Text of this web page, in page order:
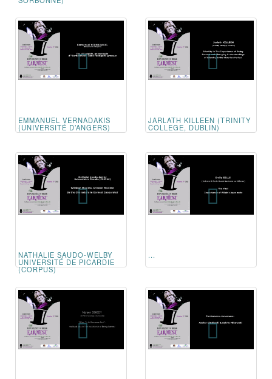
EMMANUEL VERNADAKIS
(UNIVERSITÉ D’ANGERS)
JARLATH KILLEEN (TRINITY
COLLEGE, DUBLIN)
NATHALIE SAUDO-WELBY
UNIVERSITÉ DE PICARDIE
(CORPUS)
...